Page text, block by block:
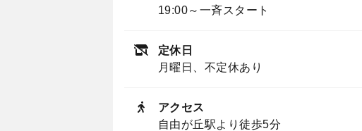
19:00～一斉スタート
定休日
月曜日、不定休あり
アクセス
自由が丘駅より徒歩5分